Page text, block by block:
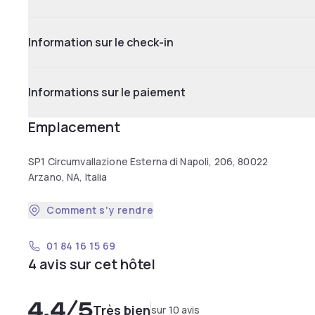
Information sur le check-in
Informations sur le paiement
Emplacement
SP1 Circumvallazione Esterna di Napoli, 206, 80022
Arzano, NA, Italia
Comment s'y rendre
01 84 16 15 69
4 avis sur cet hôtel
Très biensur 10 avis